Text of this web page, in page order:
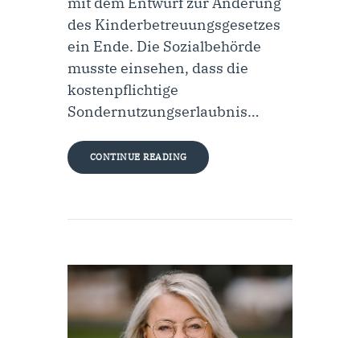
des Kinderbetreuungsgesetzes
ein Ende. Die Sozialbehörde
musste einsehen, dass die
kostenpflichtige
Sondernutzungserlaubnis…
CONTINUE READING